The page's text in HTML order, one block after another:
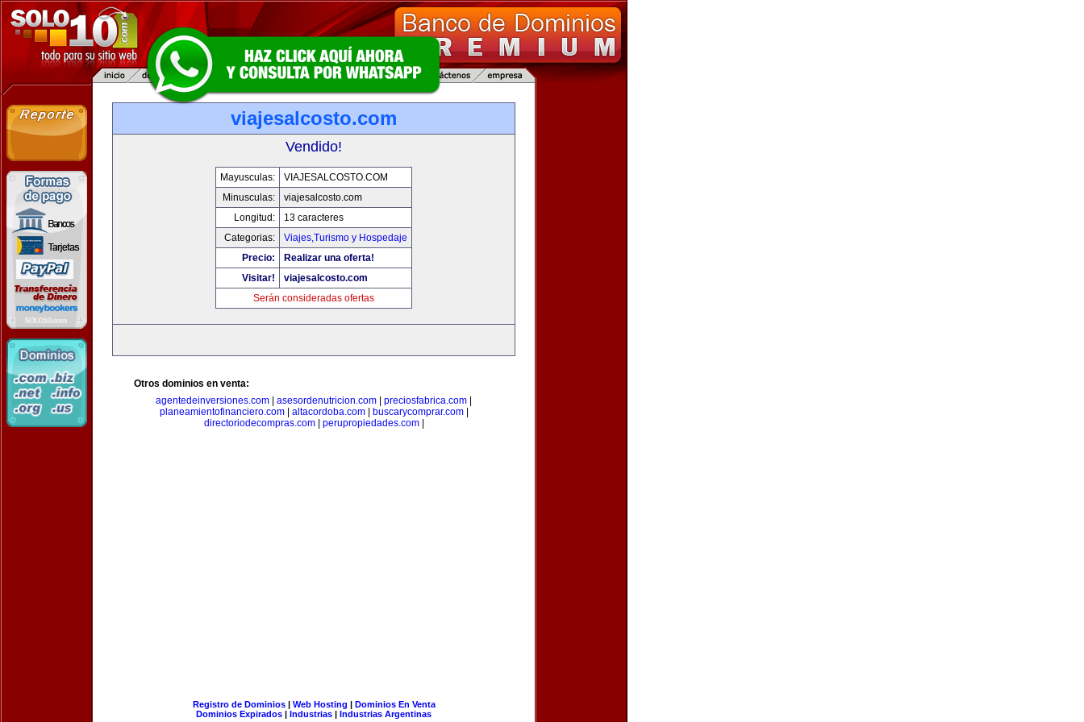
viajesalcosto.com
Vendido!
Mayusculas:
VIAJESALCOSTO.COM
Minusculas:
viajesalcosto.com
Longitud:
13 caracteres
Categorias:
Viajes,Turismo y Hospedaje
Precio:
Realizar una oferta!
Visitar!
viajesalcosto.com
Serán consideradas ofertas
Otros dominios en venta:
agentedeinversiones.com
asesordenutricion.com preciosfabrica.com
planeamientofinanciero.com| altacordoba.com| buscarycomprar.com|
directoriodecompras.com| perupropiedades.com|
Registro de Dominios| Web Hosting | Dominios En Venta
Dominios Expirados | Industrias | Industrias Argentinas